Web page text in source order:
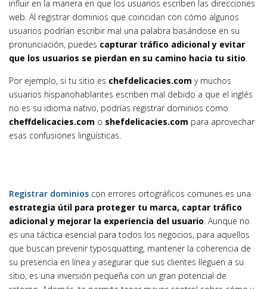
influir en la manera en que los usuarios escriben las direcciones
web. Al registrar dominios que coincidan con cómo algunos
usuarios podrían escribir mal una palabra basándose en su
pronunciación, puedes capturar tráfico adicional y evitar
que los usuarios se pierdan en su camino hacia tu sitio
Por ejemplo, si tu sitio es chefdelicacies.com y muchos
usuarios hispanohablantes escriben mal debido a que el inglés
no es su idioma nativo, podrías registrar dominios como
cheffdelicacies.com o shefdelicacies.com para aprovechar
esas confusiones lingüísticas.
Registrar dominios con errores ortográficos comunes es una
estrategia útil para proteger tu marca, captar tráfico
adicional y mejorar la experiencia del usuario. Aunque no
es una táctica esencial para todos los negocios, para aquellos
que buscan prevenir typosquatting, mantener la coherencia de
su presencia en línea y asegurar que sus clientes lleguen a su
sitio, es una inversión pequeña con un gran potencial de